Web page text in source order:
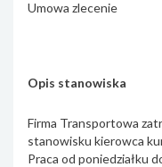
Umowa zlecenie
Opis stanowiska
Firma Transportowa
stanowisku kierowca
Praca od poniedziałku